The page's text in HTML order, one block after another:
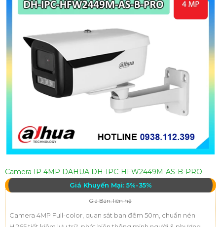
Camera IP 4MP DAHUA DH-IPC-HFW2449M-AS-B-PRO
Giá Khuyến Mại: 5%-35%
Giá Bán: liên hệ
Camera 4MP Full-color, quan sát ban đêm 50m, chuẩn nén